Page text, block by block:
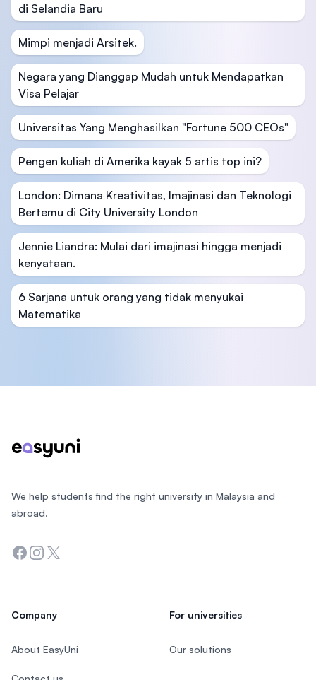
di Selandia Baru
Mimpi menjadi Arsitek.
Negara yang Dianggap Mudah untuk Mendapatkan
Visa Pelajar
Universitas Yang Menghasilkan "Fortune 500 CEOs"
Pengen kuliah di Amerika kayak 5 artis top ini?
London: Dimana Kreativitas, Imajinasi dan Teknologi
Bertemu di City University London
Jennie Liandra: Mulai dari imajinasi hingga menjadi
kenyataan.
6 Sarjana untuk orang yang tidak menyukai
Matematika
We help students find the right university in Malaysia and
abroad.
Facebook
Instagram
Twitter
Company
About EasyUni
For universities
Our solutions